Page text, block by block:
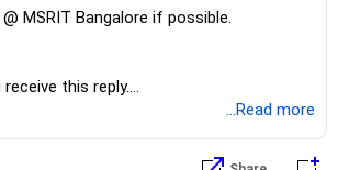
maximum returns is not necessary.
MSRIT Bangalore if possible.
this reply.
...Read more